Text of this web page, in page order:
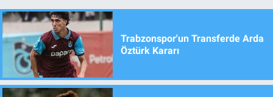
Trabzonspor'un Transferde Arda
Öztürk Kararı